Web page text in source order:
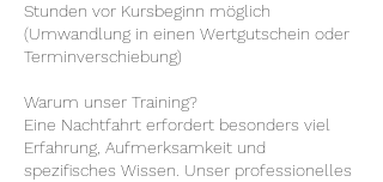
Stunden vor Kursbeginn möglich
(Umwandlung in einen Wertgutschein oder
Terminverschiebung)
Warum unser Training?
Eine Nachtfahrt erfordert besonders viel
Erfahrung, Aufmerksamkeit und
spezifisches Wissen. Unser professionelles